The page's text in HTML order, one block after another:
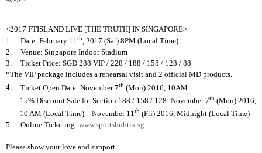
<2017 FTISLAND LIVE [THE TRUTH] IN SINGAPORE>
1.
Date: February 11th, 2017 (Sat) 8PM (Local Time)
2.
Venue: Singapore Indoor Stadium
3.
Ticket Price: SGD 288 VIP / 228 / 188 / 158 / 128 / 88
*The VIP package includes a rehearsal visit and 2 official MD products.
4.
Ticket Open Date: November 7th (Mon) 2016, 10AM
15% Discount Sale for Section 188 / 158 / 128: November 7th (Mon) 2016,
10 AM (Local Time) – November 11th (Fri) 2016, Midnight (Local Time)
5.
Online Ticketing: www.sportshubtix.sg
Please show your love and support.